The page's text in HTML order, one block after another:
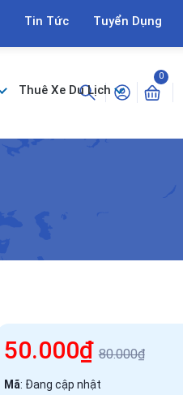
Tin Tức Tuyển Dụng
Thuê Xe Du Lịch
0
50.000₫80.000₫
Mã: Đang cập nhật